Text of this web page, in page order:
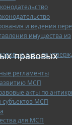
и ведения
имущества из
акты по
регламенты
МСП
акты по
МСП
для МСП
правовых